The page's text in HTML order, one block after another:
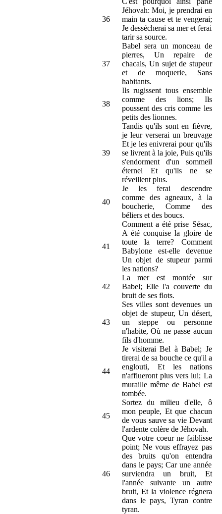
36
Jéhovah: Moi, je prendrai en
main ta cause et te vengerai;
Je dessécherai sa mer et ferai
tarir sa source.
37
Babel sera un monceau de
pierres, Un repaire de
chacals, Un sujet de stupeur
et de moquerie, Sans
habitants.
38
Ils rugissent tous ensemble
comme des lions; Ils
poussent des cris comme les
petits des lionnes.
39
Tandis qu'ils sont en fièvre,
je leur verserai un breuvage
Et je les enivrerai pour qu'ils
se livrent à la joie, Puis qu'ils
s'endorment d'un sommeil
éternel Et qu'ils ne se
réveillent plus.
40
Je les ferai descendre
comme des agneaux, à la
boucherie, Comme des
béliers et des boucs.
41
Comment a été prise Sésac,
A été conquise la gloire de
toute la terre? Comment
Babylone est-elle devenue
Un objet de stupeur parmi
les nations?
42
La mer est montée sur
Babel; Elle l'a couverte du
bruit de ses flots.
43
Ses villes sont devenues un
objet de stupeur, Un désert,
un steppe ou personne
n'habite, Où ne passe aucun
fils d'homme.
44
Je visiterai Bel à Babel; Je
tirerai de sa bouche ce qu'il a
englouti, Et les nations
n'afflueront plus vers lui; La
muraille même de Babel est
tombée.
45
Sortez du milieu d'elle, ô
mon peuple, Et que chacun
de vous sauve sa vie Devant
l'ardente colère de Jéhovah.
46
Que votre coeur ne faiblisse
point; Ne vous effrayez pas
des bruits qu'on entendra
dans le pays; Car une année
surviendra un bruit, Et
l'année suivante un autre
bruit, Et la violence régnera
dans le pays, Tyran contre
tyran.